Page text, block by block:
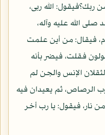
ربك؟فيقول: الله ربى،
الله عليه وآله،
فيقال: من أين علمت
فقلت، فيضر بأنه
الثقلان الإنس والجن لم
الرصاص، ثم يعيدان فيه
نار، فيقول: يا رب أخر